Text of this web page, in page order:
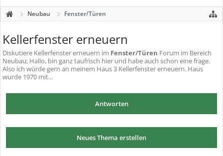
Neubau Fenster/Türen
Kellerfenster erneuern
Diskutiere Kellerfenster erneuern im Fenster/Türen Forum im Bereich
Neubau; Hallo, bin ganz taufrisch hier und habe auch schon eine frage.
Also ich würde gern an meinem Haus 3 Kellerfenster erneuern. Haus
wurde 1970 mit...
Antworten
Neues Thema erstellen